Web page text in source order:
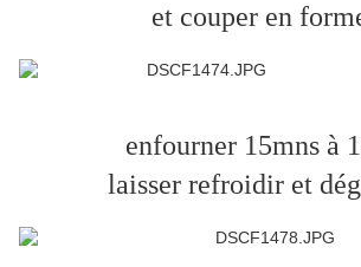
et couper en
enfourner 15mns à
laisser refroidir et